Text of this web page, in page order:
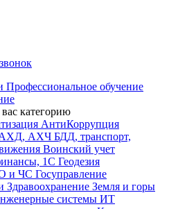
Профессиональное обучение
категорию
АнтиКоррупция
АХЧ БДД, транспорт,
Воинский учет
1С Геодезия
и ЧС Госуправление
Здравоохранение Земля и горы
системы ИТ